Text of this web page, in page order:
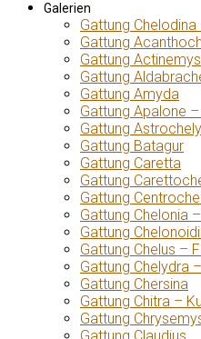
Galerien
Gattung
Gattung
Gattung Actinemys
Gattung
Gattung Amyda
Gattung Apalone
Gattung
Gattung Batagur
Gattung Caretta
Gattung
Gattung
Gattung Chelonia
Gattung
Gattung Chelus –
Gattung Chelydra
Gattung Chersina
Gattung Chitra –
Gattung